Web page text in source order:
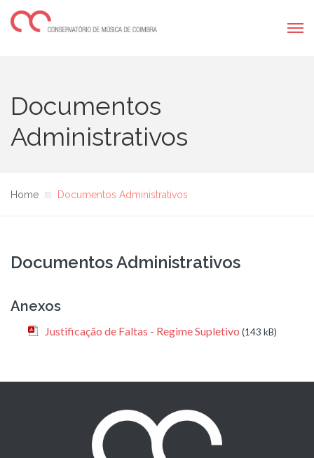
Documentos
Administrativos
Home Documentos Administrativos
Documentos Administrativos
Anexos
Justificação de Faltas - Regime Supletivo (143 kB)